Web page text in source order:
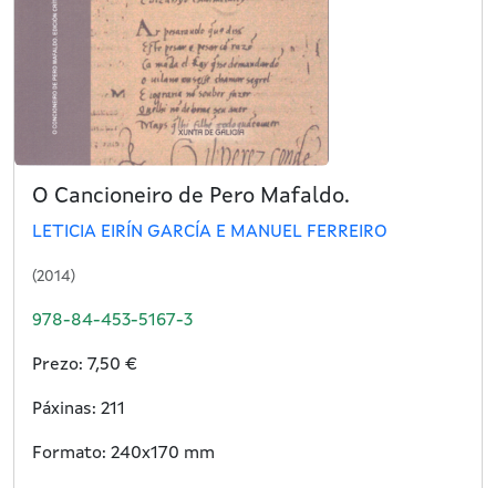
O Cancioneiro de Pero Mafaldo.
LETICIA EIRÍN GARCÍA E MANUEL FERREIRO
(2014)
978-84-453-5167-3
Prezo: 7,50 €
Páxinas: 211
Formato: 240x170 mm